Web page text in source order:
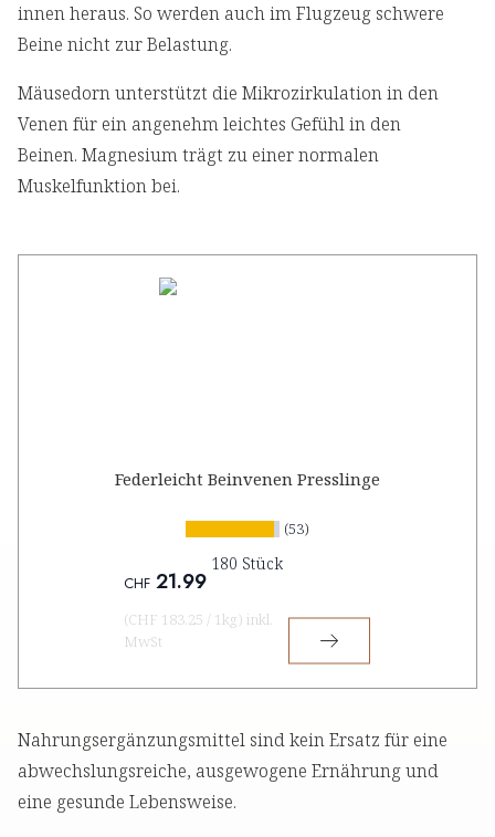
innen heraus. So werden auch im Flugzeug schwere
Beine nicht zur Belastung.
Mäusedorn unterstützt die Mikrozirkulation in den
Venen für ein angenehm leichtes Gefühl in den
Beinen. Magnesium trägt zu einer normalen
Muskelfunktion bei.
Federleicht Beinvenen Presslinge
(53)
180 Stück
CHF 21.99
(CHF 183.25 / 1kg) inkl.
MwSt
Nahrungsergänzungsmittel sind kein Ersatz für eine
abwechslungsreiche, ausgewogene Ernährung und
eine gesunde Lebensweise.